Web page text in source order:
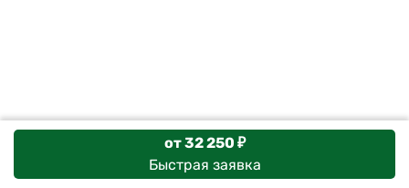
от 32 250 ₽
Быстрая заявка